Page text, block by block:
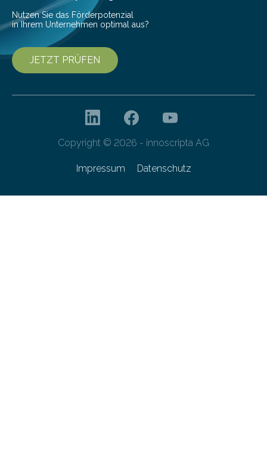
Nutzen Sie das Förderpotenzial
in Ihrem Unternehmen optimal aus?
JETZT PRÜFEN
Copyright © 2026 - innoscripta AG
Impressum Datenschutz